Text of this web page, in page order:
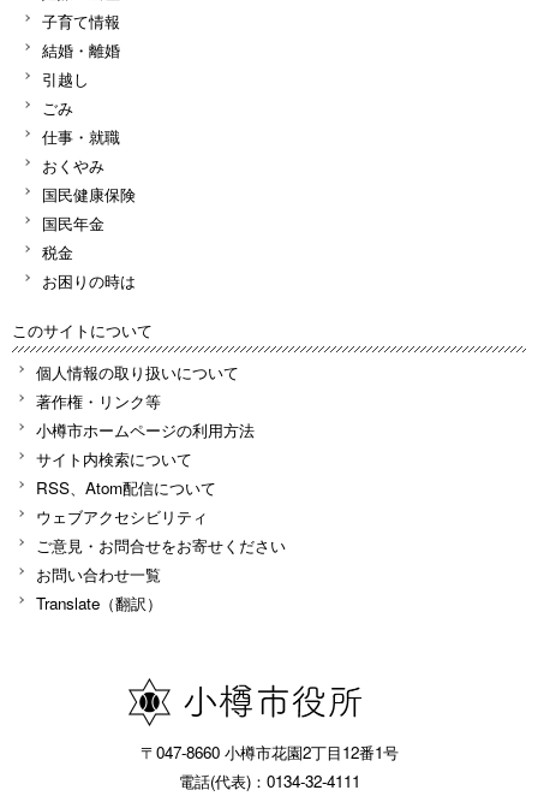
子育て情報
結婚・離婚
引越し
ごみ
仕事・就職
おくやみ
国民健康保険
国民年金
税金
お困りの時は
このサイトについて
個人情報の取り扱いについて
著作権・リンク等
小樽市ホームページの利用方法
サイト内検索について
RSS、Atom配信について
ウェブアクセシビリティ
ご意見・お問合せをお寄せください
お問い合わせ一覧
Translate（翻訳）
〒047-8660 小樽市花園2丁目12番1号
電話(代表)：0134-32-4111